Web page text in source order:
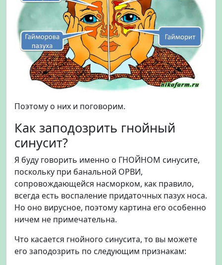
Поэтому о них и поговорим.
Как заподозрить гнойный
синусит?
Я буду говорить именно о ГНОЙНОМ синусите,
поскольку при банальной ОРВИ,
сопровождающейся насморком, как правило,
всегда есть воспаление придаточных пазух носа.
Но оно вирусное, поэтому картина его особенно
ничем не примечательна.
Что касается гнойного синусита, то вы можете
его заподозрить по следующим признакам: